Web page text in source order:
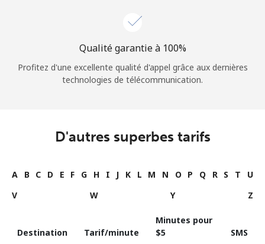
Qualité garantie à 100%
Profitez d'une excellente qualité d'appel grâce aux dernières
technologies de télécommunication.
D'autres superbes tarifs
A B C D E F G H I J K L M N O P Q R S T
U
V
W Y Z
Destination Tarif/minute
Minutes pour
⁦$5⁩
SMS